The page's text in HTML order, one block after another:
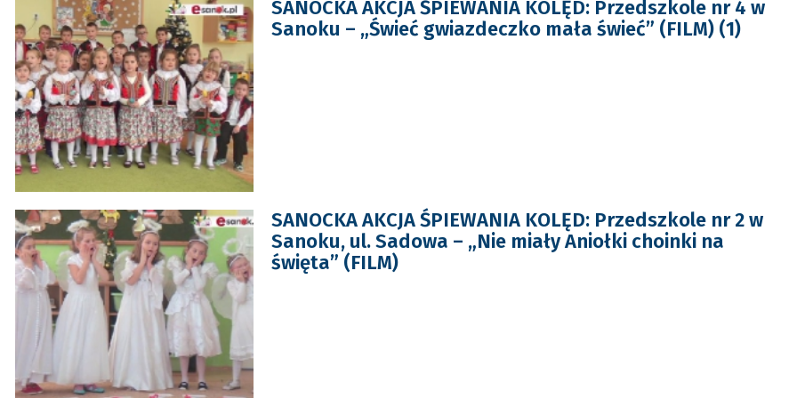
SANOCKA AKCJA ŚPIEWANIA KOLĘD: Przedszkole nr 4 w
Sanoku – „Świeć gwiazdeczko mała świeć” (FILM) (1)
SANOCKA AKCJA ŚPIEWANIA KOLĘD: Przedszkole nr 2 w
Sanoku, ul. Sadowa – „Nie miały Aniołki choinki na
święta” (FILM)